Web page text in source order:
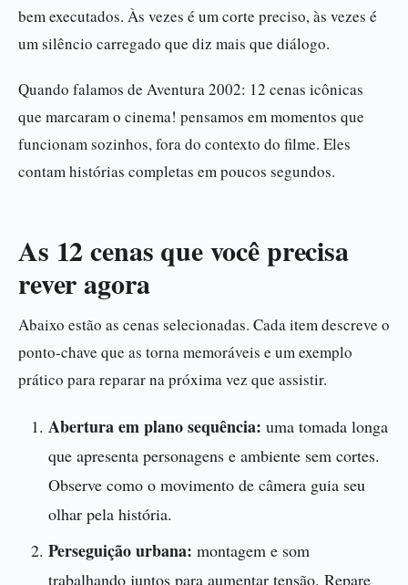
bem executados. Às vezes é um corte preciso, às vezes é
um silêncio carregado que diz mais que diálogo.
Quando falamos de Aventura 2002: 12 cenas icônicas
que marcaram o cinema! pensamos em momentos que
funcionam sozinhos, fora do contexto do filme. Eles
contam histórias completas em poucos segundos.
As 12 cenas que você precisa
rever agora
Abaixo estão as cenas selecionadas. Cada item descreve o
ponto-chave que as torna memoráveis e um exemplo
prático para reparar na próxima vez que assistir.
Abertura em plano sequência: uma tomada longa
que apresenta personagens e ambiente sem cortes.
Observe como o movimento de câmera guia seu
olhar pela história.
Perseguição urbana: montagem e som
trabalhando juntos para aumentar tensão. Repare